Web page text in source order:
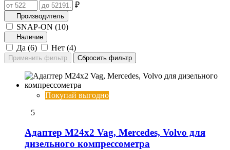
₽
Производитель
SNAP-ON (10)
Наличие
Да (6) Нет (4)
Покупай выгодно
5
Адаптер M24x2 Vag, Mercedes, Volvo для
дизельного компрессометра